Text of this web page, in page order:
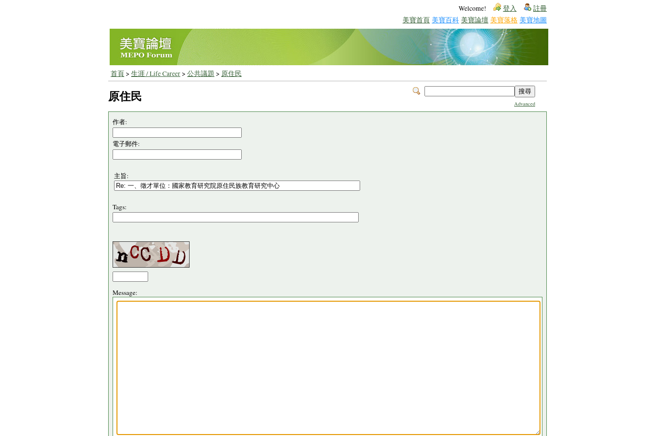
Welcome! 登入 註冊
美寶首頁 美寶百科 美寶論壇 美寶落格 美寶地圖
首頁> 生涯 / Life Career> 公共議題 > 原住民
Advanced
原住民
作者:
電子郵件:
主旨:
Tags:
Message: